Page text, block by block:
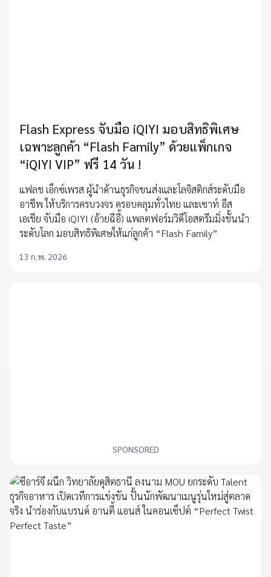
Flash Express จับมือ iQIYI มอบสิทธิพิเศษ
เฉพาะลูกค้า “Flash Family” ด้วยแพ็กเกจ
“iQIYI VIP” ฟรี 14 วัน !
แฟลช เอ็กซ์เพรส ผู้นำด้านธุรกิจขนส่งและโลจิสติกส์ระดับมือ
อาชีพ ให้บริการครบวงจร ครอบคลุมทั่วไทย และเซาท์ อีส
เอเชีย จับมือ iQIYI (อ้ายฉีอี้) แพลตฟอร์มวิดีโอสตรีมมิ่งชั้นนำ
ระดับโลก มอบสิทธิพิเศษให้แก่ลูกค้า “Flash Family”
13 ก.พ. 2026
SPONSORED